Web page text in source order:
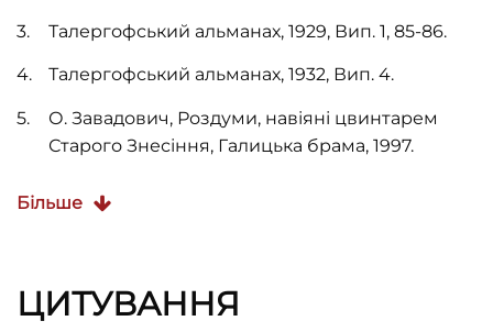
Талергофський альманах, 1929, Вип. 1, 85-86.
Талергофський альманах, 1932, Вип. 4.
О. Завадович, Роздуми, навіяні цвинтарем
Старого Знесіння, Галицька брама, 1997.
історичний парк
Більше
ЦИТУВАННЯ